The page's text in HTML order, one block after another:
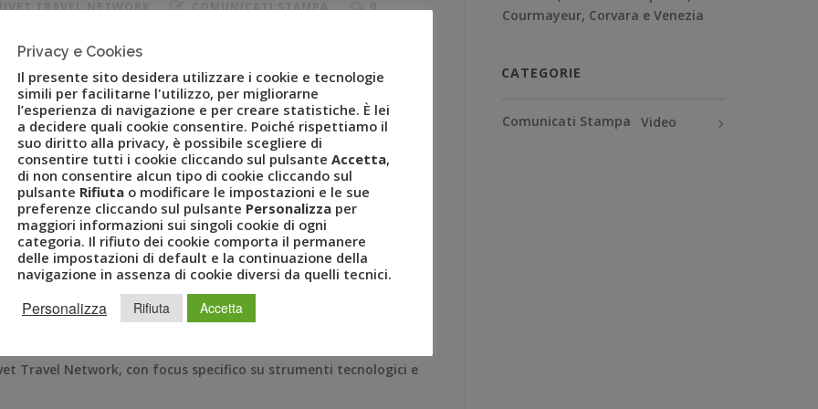
UVET TRAVEL NETWORK COMUNICATI STAMPA 0
Manager
interno a Uvet Travel Network che, dopo un
agenzie e l’ottimizzazione dei processi organizzativi,
Work & Relax ” che si svolgerà c/o il Clubviaggi World Resort di
del Gruppo Alpitour, di Welcome Travel Group e
di Bluvacanze, assume il ruolo diSales&Operations Manager
per la gestione specifica di tutte le attività e i servizi
forza vendite, che permetterà un sicuro sviluppo
e di tutte le attività di vendita connesse.
esperienza pluriennale UVET in ambito
Travel Network, con focus specifico su strumenti tecnologici e
Courmayeur, Corvara e Venezia
CATEGORIE
Comunicati Stampa Video
Privacy e Cookies
Il presente sito desidera utilizzare i cookie e tecnologie
simili per facilitarne l'utilizzo, per migliorarne
l’esperienza di navigazione e per creare statistiche. È lei
a decidere quali cookie consentire. Poiché rispettiamo il
suo diritto alla privacy, è possibile scegliere di
consentire tutti i cookie cliccando sul pulsante Accetta,
di non consentire alcun tipo di cookie cliccando sul
pulsante Rifiuta o modificare le impostazioni e le sue
preferenze cliccando sul pulsante Personalizza per
maggiori informazioni sui singoli cookie di ogni
categoria. Il rifiuto dei cookie comporta il permanere
delle impostazioni di default e la continuazione della
navigazione in assenza di cookie diversi da quelli tecnici.
Personalizza Rifiuta Accetta